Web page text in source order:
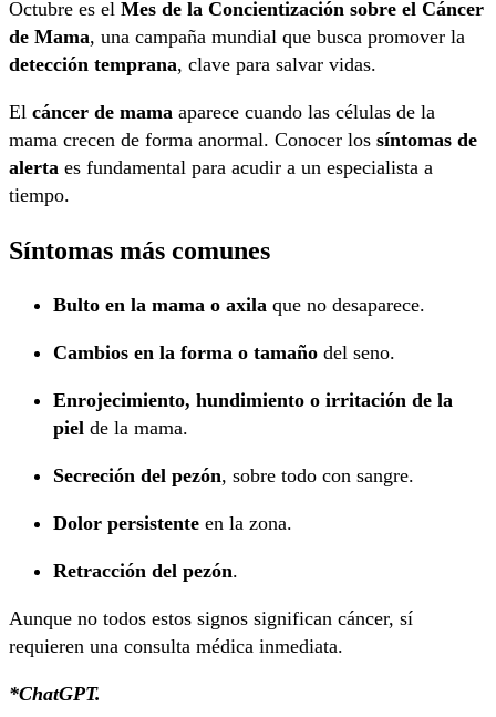
Octubre es el Mes de la Concientización sobre el Cáncer
de Mama, una campaña mundial que busca promover la
detección temprana, clave para salvar vidas.
El cáncer de mama aparece cuando las células de la
mama crecen de forma anormal. Conocer los síntomas de
alerta es fundamental para acudir a un especialista a
tiempo.
Síntomas más comunes
Bulto en la mama o axila que no desaparece.
Cambios en la forma o tamaño del seno.
Enrojecimiento, hundimiento o irritación de la
piel de la mama.
Secreción del pezón, sobre todo con sangre.
Dolor persistente en la zona.
Retracción del pezón.
Aunque no todos estos signos significan cáncer, sí
requieren una consulta médica inmediata.
*ChatGPT.